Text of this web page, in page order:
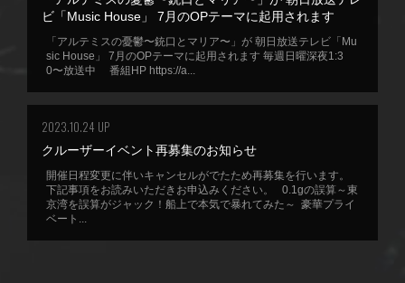
ビ「Music House」 7月のOPテーマに起用されます
「アルテミスの憂鬱〜銃口とマリア〜」が 朝日放送テレビ「Mu
sic House」 7月のOPテーマに起用されます 毎週日曜深夜1:3
0〜放送中 番組HP https://a...
2023.10.24 UP
クルーザーイベント再募集のお知らせ
開催日程変更に伴いキャンセルがでたため再募集を行います。
下記事項をお読みいただきお申込みください。 0.1gの誤算～東
京湾を誤算がジャック！船上で本気で暴れてみた～ 豪華プライ
ベート...